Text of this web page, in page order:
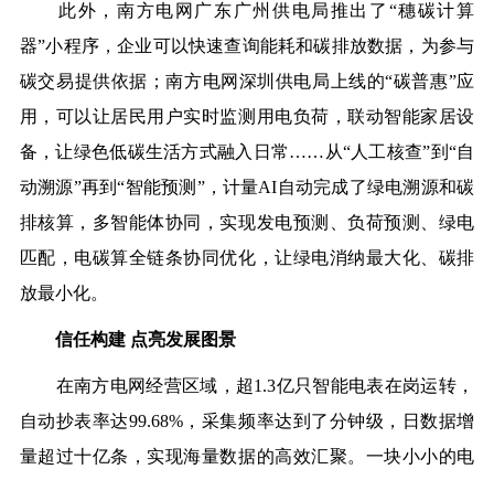
此外， 南方电网广东 广州供电局推出了“穗碳计算
器”小程序，企业可以快速查询能耗和碳排放数据，为参与
碳交易提供依据；南方电网深圳供电局上线的“碳普惠”应
用，可以让居民用户实时监测用电负荷，联动智能家居设
备，让绿色低碳生活方式融入日常……从“人工核查”到“自
动溯源”再到“智能预测”，计量AI自动完成了绿电溯源和碳
排核算，多智能体协同，实现发电预测、负荷预测、绿电
匹配，电碳算全链条协同优化，让绿电消纳最大化、碳排
放最小化。
信任构建 点亮发展图景
在南方电网经营区域，超1.3亿只智能电表在岗运转，
自动抄表率达99.68%，采集频率达到了分钟级，日数据增
量超过十亿条，实现海量数据的高效汇聚。一块小小的电